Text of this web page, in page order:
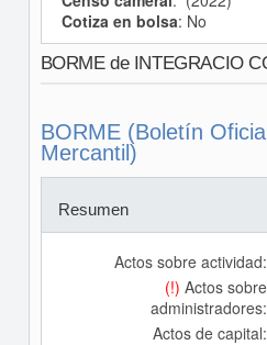
Cotiza en bolsa: No
BORME de INTEGRACIO
BORME (Boletín
Mercantil)
Resumen
Actos sobre actividad:
(!) Actos sobre
administradores:
Actos de capital: